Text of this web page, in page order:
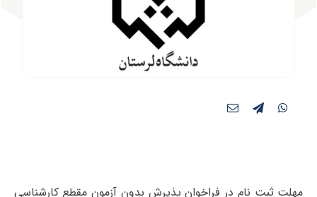
مهلت ثبت نام در فراخوان پذیرش بدون آزمون مقطع کارشناسی